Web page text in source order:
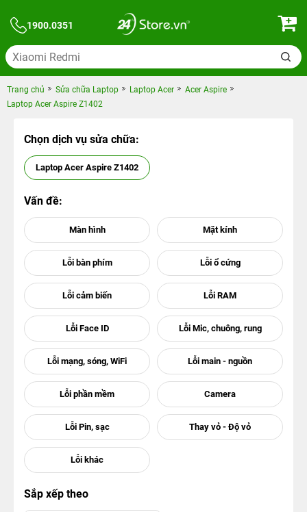
1900.0351
Trang chủ Sửa chữa Laptop Laptop Acer
Acer Aspire
Laptop Acer Aspire Z1402
Chọn dịch vụ sửa chữa:
Laptop Acer Aspire Z1402
Vấn đề:
Sắp xếp theo